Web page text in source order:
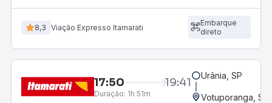
8,3 Viação Expresso Itamarati
Embarque
direto
17:50 19:41
Duração: 1h 51m
Urânia, SP
Votuporanga, SP